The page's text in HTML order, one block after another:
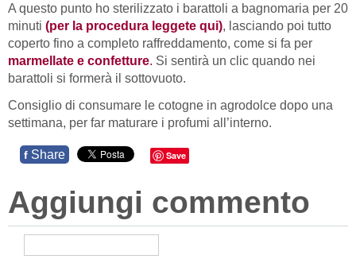
A questo punto ho sterilizzato i barattoli a bagnomaria per 20
minuti (per la procedura leggete qui), lasciando poi tutto
coperto fino a completo raffreddamento, come si fa per
marmellate e confetture. Si sentirà un clic quando nei
barattoli si formerà il sottovuoto.
Consiglio di consumare le cotogne in agrodolce dopo una
settimana, per far maturare i profumi all’interno.
f Share Save
Aggiungi commento